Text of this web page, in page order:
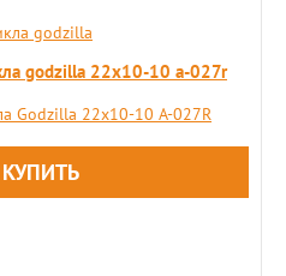
godzilla 22х10-10 a-027r
Godzilla 22х10-10 A-027R